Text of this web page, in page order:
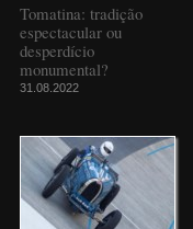
Tomatina: tradição
espectacular ou
desperdício
monumental?
31.08.2022